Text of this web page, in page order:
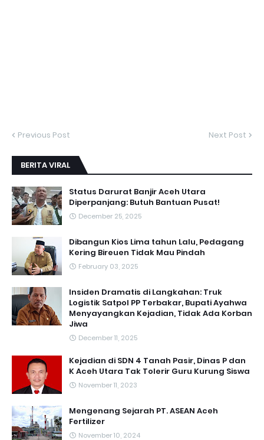
Previous Post Next Post
BERITA VIRAL
Status Darurat Banjir Aceh Utara
Diperpanjang: Butuh Bantuan Pusat!
December 25, 2025
Dibangun Kios Lima tahun Lalu, Pedagang
Kering Bireuen Tidak Mau Pindah
February 03, 2025
Insiden Dramatis di Langkahan: Truk
Logistik Satpol PP Terbakar, Bupati Ayahwa
Menyayangkan Kejadian, Tidak Ada Korban
Jiwa
December 11, 2025
Kejadian di SDN 4 Tanah Pasir, Dinas P dan
K Aceh Utara Tak Tolerir Guru Kurung Siswa
November 11, 2023
Mengenang Sejarah PT. ASEAN Aceh
Fertilizer
November 10, 2024